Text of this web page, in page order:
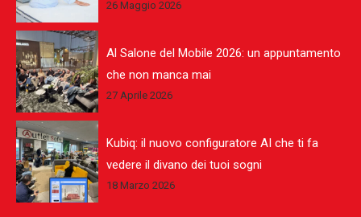
26 Maggio 2026
Al Salone del Mobile 2026: un appuntamento
che non manca mai
27 Aprile 2026
Kubiq: il nuovo configuratore AI che ti fa
vedere il divano dei tuoi sogni
18 Marzo 2026